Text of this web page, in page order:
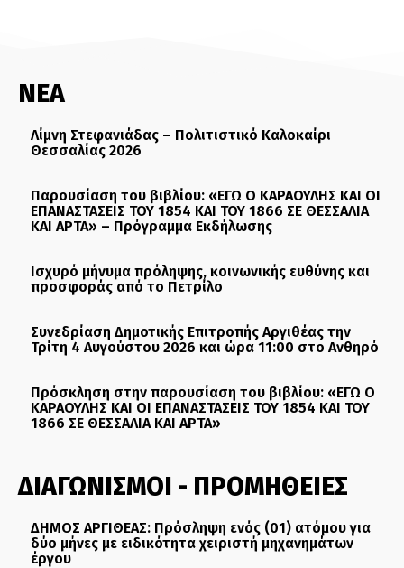
ΝΕΑ
Λίμνη Στεφανιάδας – Πολιτιστικό Καλοκαίρι
Θεσσαλίας 2026
Παρουσίαση του βιβλίου: «ΕΓΩ Ο ΚΑΡΑΟΥΛΗΣ ΚΑΙ ΟΙ
ΕΠΑΝΑΣΤΑΣΕΙΣ ΤΟΥ 1854 ΚΑΙ ΤΟΥ 1866 ΣΕ ΘΕΣΣΑΛΙΑ
ΚΑΙ ΑΡΤΑ» – Πρόγραμμα Εκδήλωσης
Ισχυρό μήνυμα πρόληψης, κοινωνικής ευθύνης και
προσφοράς από το Πετρίλο
Συνεδρίαση Δημοτικής Επιτροπής Αργιθέας την
Τρίτη 4 Αυγούστου 2026 και ώρα 11:00 στο Ανθηρό
Πρόσκληση στην παρουσίαση του βιβλίου: «ΕΓΩ Ο
ΚΑΡΑΟΥΛΗΣ ΚΑΙ ΟΙ ΕΠΑΝΑΣΤΑΣΕΙΣ ΤΟΥ 1854 ΚΑΙ ΤΟΥ
1866 ΣΕ ΘΕΣΣΑΛΙΑ ΚΑΙ ΑΡΤΑ»
ΔΙΑΓΩΝΙΣΜΟΙ - ΠΡΟΜΗΘΕΙΕΣ
ΔΗΜΟΣ ΑΡΓΙΘΕΑΣ: Πρόσληψη ενός (01) ατόμου για
δύο μήνες με ειδικότητα χειριστή μηχανημάτων
έργου